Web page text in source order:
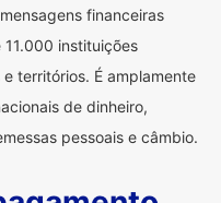
financeiras
11.000 instituições
territórios. É amplamente
de dinheiro,
pessoais e câmbio.